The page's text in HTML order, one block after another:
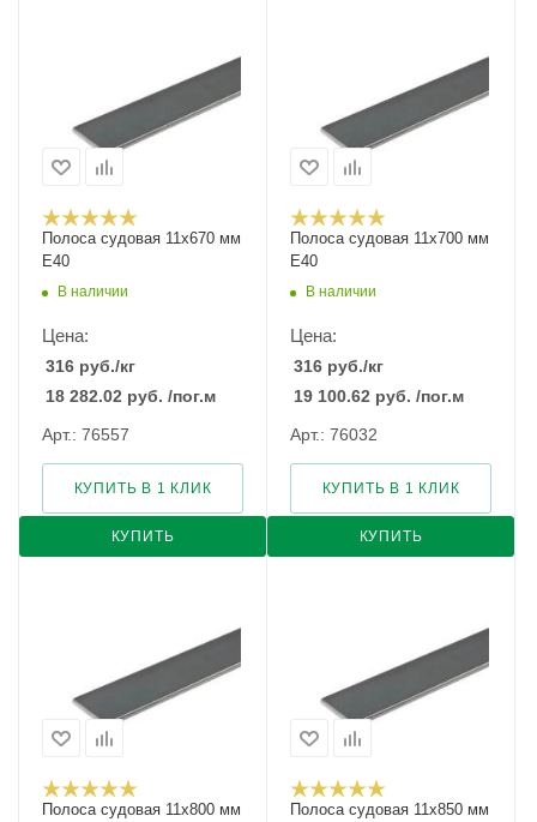
Полоса судовая 11х670 мм
E40
В наличии
Цена:
316 руб./кг
18 282.02 руб. /пог.м
Арт.: 76557
КУПИТЬ
КУПИТЬ В 1 КЛИК
Полоса судовая 11х700 мм
E40
В наличии
Цена:
316 руб./кг
19 100.62 руб. /пог.м
Арт.: 76032
КУПИТЬ
КУПИТЬ В 1 КЛИК
Полоса судовая 11х800 мм
Полоса судовая 11х850 мм